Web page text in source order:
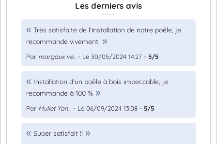
Les derniers avis
Très satisfaite de l'installation de notre poêle, je
recommande vivement.
Par margaux ve... - Le 30/05/2024 14:27 - 5/5
Installation d'un poêle à bois impeccable, je
recommande à 100 %
Par Mullet Yan... - Le 06/09/2024 13:08 - 5/5
Super satisfait !!